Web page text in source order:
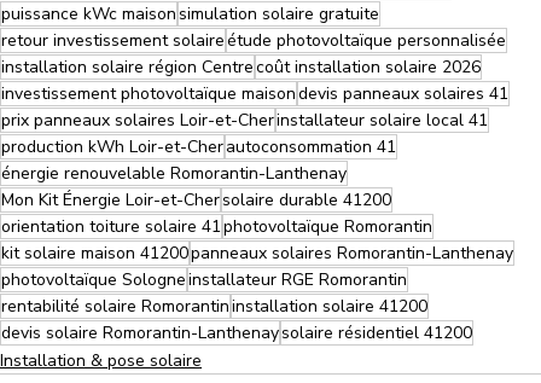
puissance kWc maisonsimulation solaire gratuite
retour investissement solaireétude photovoltaïque personnalisée
installation solaire région Centrecoût installation solaire 2026
investissement photovoltaïque maisondevis panneaux solaires 41
prix panneaux solaires Loir-et-Cherinstallateur solaire local 41
production kWh Loir-et-Cherautoconsommation 41
énergie renouvelable Romorantin-Lanthenay
Mon Kit Énergie Loir-et-Chersolaire durable 41200
orientation toiture solaire 41photovoltaïque Romorantin
kit solaire maison 41200panneaux solaires Romorantin-Lanthenay
photovoltaïque Sologneinstallateur RGE Romorantin
rentabilité solaire Romorantininstallation solaire 41200
devis solaire Romorantin-Lanthenaysolaire résidentiel 41200
Installation & pose solaire